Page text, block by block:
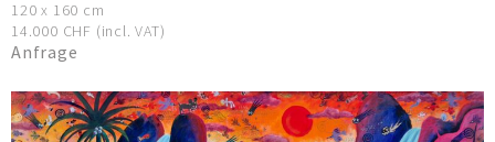
120 x 160 cm
14.000 CHF (incl. VAT)
Anfrage